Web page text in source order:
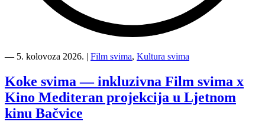
Mediteran
Film
svima
nastavljaju
inkluzivnu
turneju
― 5. kolovoza 2026. | Film svima, Kultura svima
Koke svima — inkluzivna Film svima x
Kino Mediteran projekcija u Ljetnom
kinu Bačvice